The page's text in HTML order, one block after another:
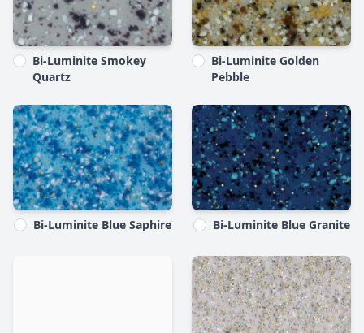
Bi-Luminite Smokey
Quartz
Bi-Luminite Golden
Pebble
Bi-Luminite Blue Saphire Bi-Luminite Blue Granite